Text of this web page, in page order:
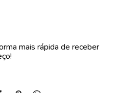
mais rápida de receber